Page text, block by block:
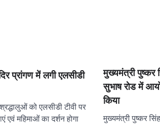
प्रांगण में लगी एलसीडी
को एलसीडी टीवी पर
एवं महिमाओं का दर्शन होगा
मुख्यमंत्री पुष्कर
सुभाष रोड में
किया
मुख्यमंत्री पुष्कर